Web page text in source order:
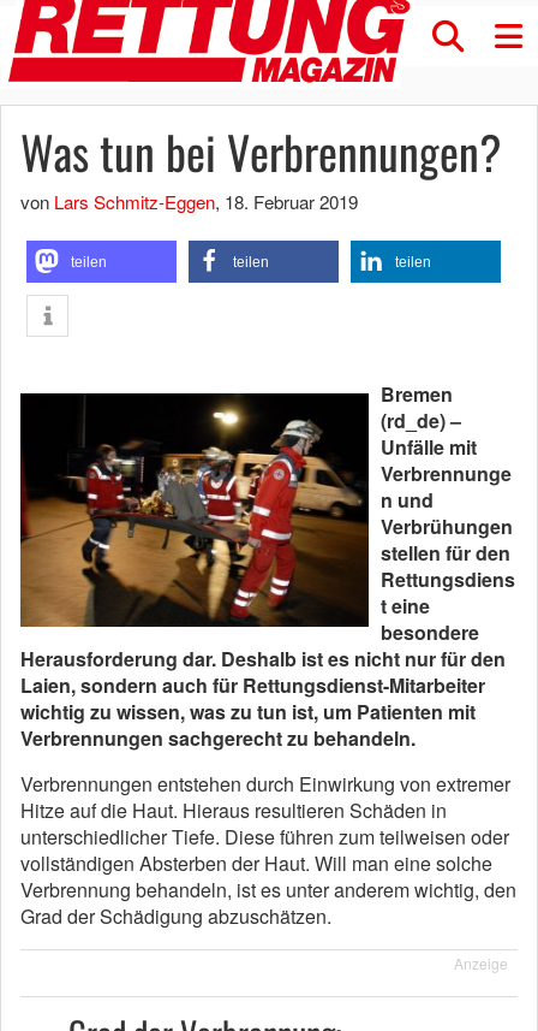
Was tun bei Verbrennungen?
von Lars Schmitz-Eggen, 18. Februar 2019
teilen teilen teilen
Bremen
(rd_de) –
Unfälle mit
Verbrennunge
n und
Verbrühungen
stellen für den
Rettungsdiens
t eine
besondere
Herausforderung dar. Deshalb ist es nicht nur für den
Laien, sondern auch für Rettungsdienst-Mitarbeiter
wichtig zu wissen, was zu tun ist, um Patienten mit
Verbrennungen sachgerecht zu behandeln.
Verbrennungen entstehen durch Einwirkung von extremer
Hitze auf die Haut. Hieraus resultieren Schäden in
unterschiedlicher Tiefe. Diese führen zum teilweisen oder
vollständigen Absterben der Haut. Will man eine solche
Verbrennung behandeln, ist es unter anderem wichtig, den
Grad der Schädigung abzuschätzen.
Anzeige